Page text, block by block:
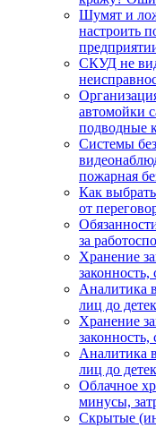
Шумят и
настроить
СКУД не
автомойки
подводные
Системы
пожарная
Как
от
за
Хранение
Аналитика
лиц до
Хранение
Аналитика
лиц до
Облачное
минусы,
Скрытые